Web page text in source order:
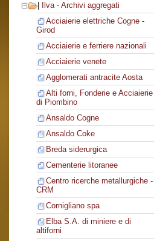
Ilva - Archivi aggregati
Acciaierie elettriche Cogne -
Girod
Acciaierie e ferriere nazionali
Acciaierie venete
Agglomerati antracite Aosta
Alti forni, Fonderie e Acciaierie
di Piombino
Ansaldo Cogne
Ansaldo Coke
Breda siderurgica
Cementerie litoranee
Centro ricerche metallurgiche -
CRM
Cornigliano spa
Elba S.A. di miniere e di
altiforni